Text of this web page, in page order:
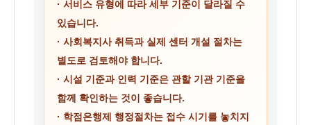
· 서비스 유형에 따라 세부 기준이 달라질 수
있습니다.
· 사회복지사 취득과 실제 센터 개설 절차는
별도로 검토해야 합니다.
· 시설 기준과 인력 기준은 관할 기관 기준을
함께 확인하는 것이 좋습니다.
· 학점은행제 행정절차는 접수 시기를 놓치지